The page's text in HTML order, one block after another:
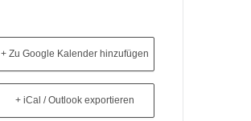
+ Zu Google Kalender hinzufügen
+ iCal / Outlook exportieren